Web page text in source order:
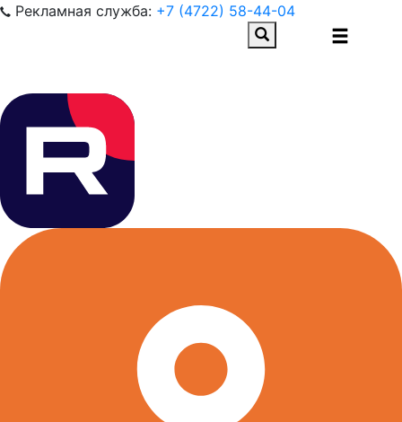
Рекламная служба: +7 (4722) 58-44-04